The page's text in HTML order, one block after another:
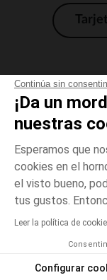
Continúa sin
¡Da un
nuestras
Esperamos que
cookies en el
el visto bueno,
tus gustos.
Leer la política de
Configurar
El pago
Orchestra adhiere al
electrónico y venta